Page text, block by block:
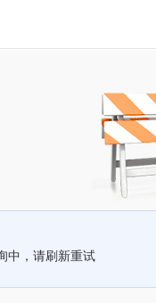
中，请刷新重试